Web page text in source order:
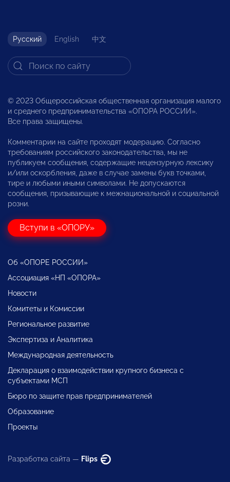
Русский English 中文
© 2023 Общероссийская общественная организация малого
и среднего предпринимательства «ОПОРА РОССИИ».
Все права защищены.
Комментарии на сайте проходят модерацию. Согласно
требованиям российского законодательства, мы не
публикуем сообщения, содержащие нецензурную лексику
и/или оскорбления, даже в случае замены букв точками,
тире и любыми иными символами. Не допускаются
сообщения, призывающие к межнациональной и социальной
розни.
Вступи в «ОПОРУ»
Об «ОПОРЕ РОССИИ»
Ассоциация «НП «ОПОРА»
Новости
Комитеты и Комиссии
Региональное развитие
Экспертиза и Аналитика
Международная деятельность
Декларация о взаимодействии крупного бизнеса с
субъектами МСП
Бюро по защите прав предпринимателей
Образование
Проекты
Разработка сайта — Flips